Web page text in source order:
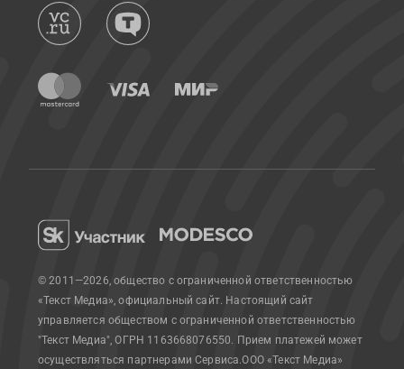
© 2011—2026, общество с ограниченной ответственностью
«Текст Медиа», официальный сайт. Настоящий сайт
управляется обществом с ограниченной ответственностью
"Текст Медиа", ОГРН 1163668076550. Прием платежей может
осуществляться партнерами Сервиса.ООО «Текст Медиа»